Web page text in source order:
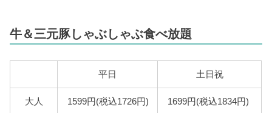
牛＆三元豚しゃぶしゃぶ食べ放題
平日 土日祝
大人 1599円(税込1726円) 1699円(税込1834円)